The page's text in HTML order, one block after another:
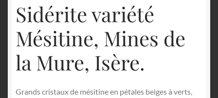
Sidérite variété
Mésitine, Mines de
la Mure, Isère.
Grands cristaux de mésitine en pétales beiges à verts,